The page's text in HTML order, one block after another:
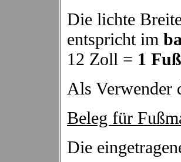
Die lichte
entspricht im
12 Zoll = 1
Als Verwender
Beleg für
Die